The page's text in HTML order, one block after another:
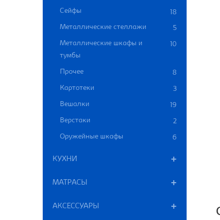
Сейфы
18
Металлические стеллажи
5
Металлические шкафы и
тумбы
10
Прочее 8
Картотеки 3
Вешалки 19
Верстаки 2
Оружейные шкафы 6
КУХНИ
МАТРАСЫ
АКСЕССУАРЫ